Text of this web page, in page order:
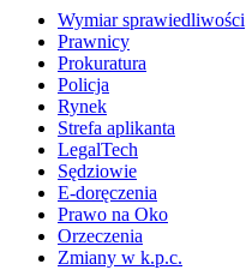
Wymiar sprawiedliwości
Prawnicy
Prokuratura
Policja
Rynek
Strefa aplikanta
LegalTech
Sędziowie
E-doręczenia
Prawo na Oko
Orzeczenia
Zmiany w k.p.c.